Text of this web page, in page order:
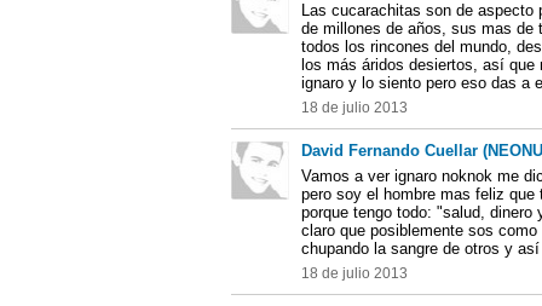
Las cucarachitas son de aspecto
de millones de años, sus mas
todos los rincones del mundo,
los más áridos desiertos, así
ignaro y lo siento pero eso das a
18 de julio 2013
David Fernando Cuellar
Vamos a ver ignaro noknok me
pero soy el hombre mas feliz
porque tengo todo: "salud, dinero
claro que posiblemente sos
chupando la sangre de otros y
18 de julio 2013